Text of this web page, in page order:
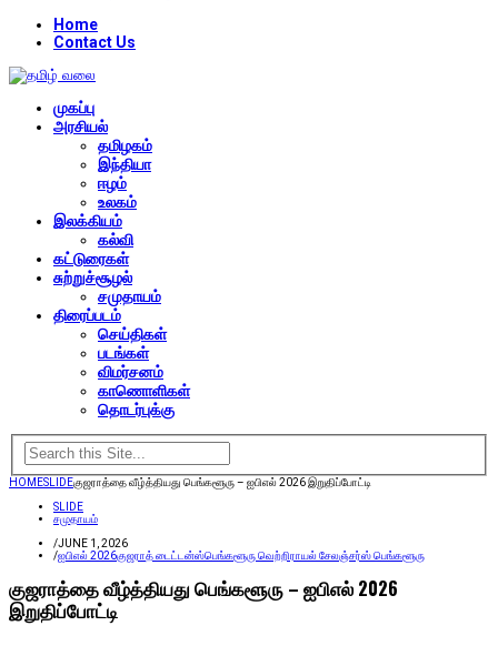
Home
Contact Us
முகப்பு
அரசியல்
தமிழகம்
இந்தியா
ஈழம்
உலகம்
இலக்கியம்
கல்வி
கட்டுரைகள்
சுற்றுச்சூழல்
சமுதாயம்
திரைப்படம்
செய்திகள்
படங்கள்
விமர்சனம்
காணொளிகள்
தொடர்புக்கு
HOMESLIDEகுஜராத்தை வீழ்த்தியது பெங்களூரு – ஐபிஎல் 2026 இறுதிப்போட்டி
SLIDE
சமுதாயம்
/JUNE 1, 2026
/ஐபிஎல் 2026குஜராத் டைட்டன்ஸ்பெங்களூரு வெற்றிராயல் சேலஞ்சர்ஸ் பெங்களூரு
குஜராத்தை வீழ்த்தியது பெங்களூரு – ஐபிஎல் 2026
இறுதிப்போட்டி